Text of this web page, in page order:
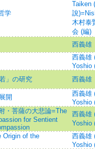
学
Taiken
說
木村泰
会 (編)
西義雄
西義雄
Yoshio
」の研究
西義雄
開
西義雄
Yoshio
・菩薩の大悲論=The
for Sentient
西義雄
Yoshio
Origin of the
西義雄
Yoshio